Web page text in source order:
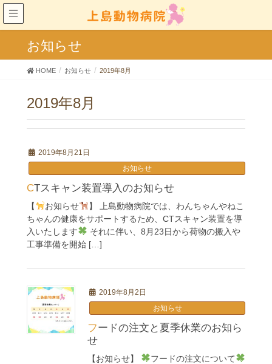
お知らせ
HOME お知らせ 2019年8月
2019年8月
2019年8月21日
お知らせ
CTスキャン装置導入のお知らせ
【 お知らせ
】 上島動物病院では、わんちゃんやねこ
ちゃんの健康をサポートするため、CTスキャン装置を導
入いたします
それに伴い、8月23日から荷物の搬入や
工事準備を開始 […]
2019年8月2日
お知らせ
フードの注文と夏季休業のお知ら
せ
【お知らせ】
フードの注文について